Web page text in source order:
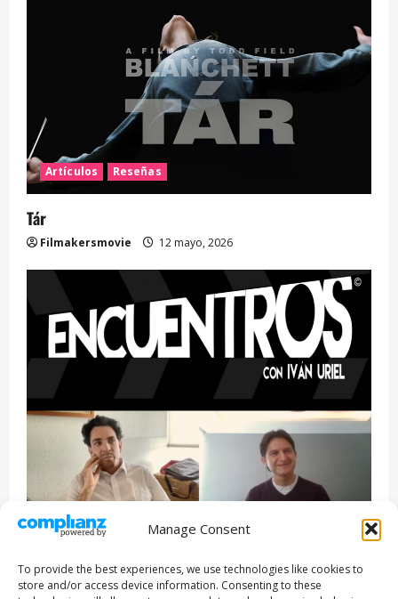
Manage Consent
To provide the best experiences, we use technologies like cookies to
store and/or access device information. Consenting to these
Artículos Reseñas
Tár
Filmakersmovie 12 mayo, 2026
Entrevista Series
ENCUENTROS CON IVÁN URIEL T3E22: JUAN PATRICIO